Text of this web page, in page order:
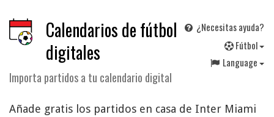
Calendarios de fútbol
digitales
Importa partidos a tu calendario digital
¿Necesitas ayuda?
Fútbol
Language
Añade gratis los partidos en casa de Inter Miami